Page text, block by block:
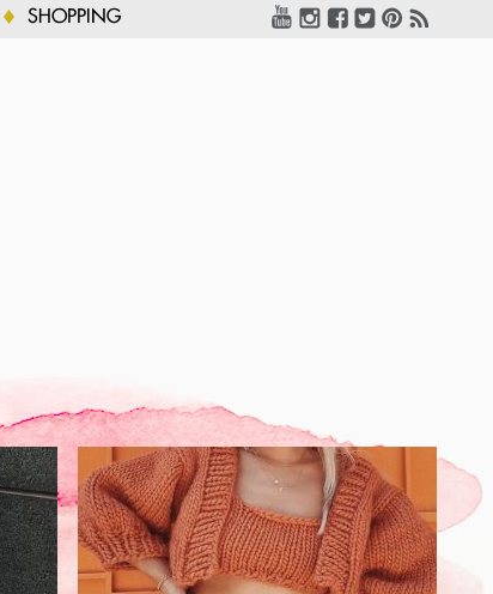
SHOPPING